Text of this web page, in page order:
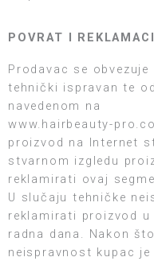
POVRAT I
Prodavac se
tehnički ispravan te
navedenom na
www.hairbeauty-
proizvod na Internet
stvarnom izgledu
reklamirati ovaj
U slučaju tehničke
reklamirati proizvod
radna dana. Nakon
neispravnost kupac